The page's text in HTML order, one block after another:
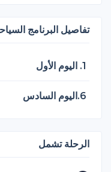
الرحلة تشمل
تفاصيل البرنامج السياحي